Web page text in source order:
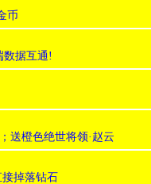
币
数据互通!
送橙色绝世将领·赵云
掉落钻石